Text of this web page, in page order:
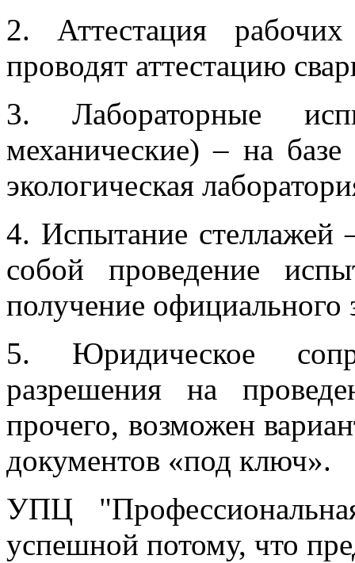
2. Аттестация
проводят аттестацию
3. Лабораторные
механические) – на базе
экологическая
4. Испытание стеллажей
собой проведение
получение официального
5. Юридическое
разрешения на
прочего, возможен
документов «под ключ».
УПЦ
успешной потому, что